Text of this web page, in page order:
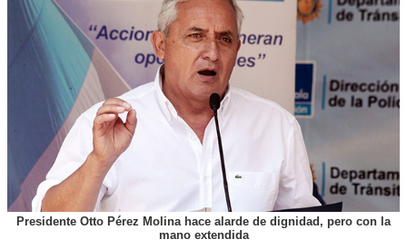
Presidente Otto Pérez Molina hace alarde de dignidad, pero con la
mano extendida